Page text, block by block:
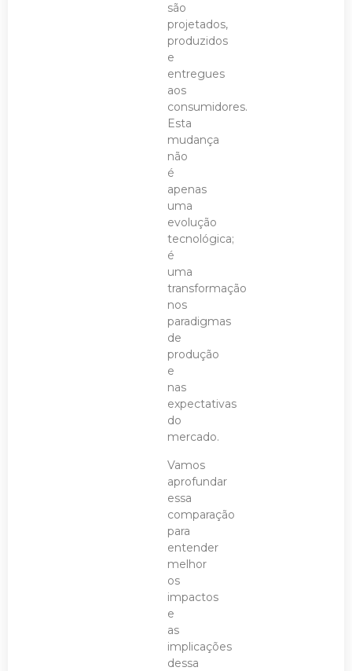
são
projetados,
produzidos
e
entregues
aos
consumidores.
Esta
mudança
não
é
apenas
uma
evolução
tecnológica;
é
uma
transformação
nos
paradigmas
de
produção
e
nas
expectativas
do
mercado.
Vamos
aprofundar
essa
comparação
para
entender
melhor
os
impactos
e
as
implicações
dessa